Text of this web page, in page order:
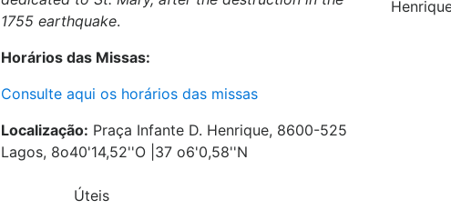
1755 earthquake.
Horários das Missas:
Consulte aqui os horários das missas
Localização: Praça Infante D. Henrique, 8600-525
Lagos, 8o40'14,52''O |37 o6'0,58''N
Úteis